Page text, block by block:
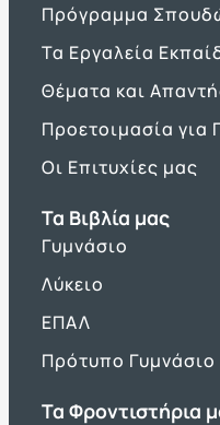
Πρόγραμμα
Τα Εργαλεία
Θέματα και
Προετοιμασία για
Οι Επιτυχίες μας
Τα Βιβλία μας
Γυμνάσιο
Λύκειο
ΕΠΑΛ
Πρότυπο Γυμνάσιο
Τα Φροντιστήρια